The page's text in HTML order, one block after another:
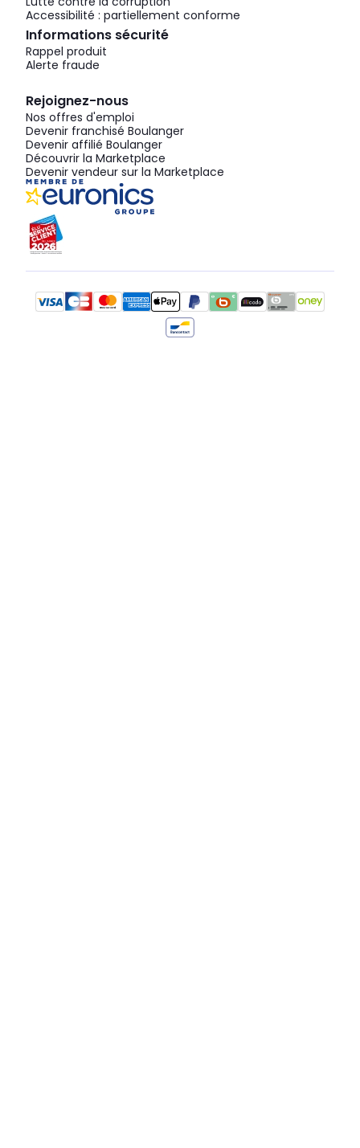
Accessibilité : partiellement conforme
Informations sécurité
Rappel produit
Alerte fraude
Rejoignez-nous
Nos offres d'emploi
Devenir franchisé Boulanger
Devenir affilié Boulanger
Découvrir la Marketplace
Devenir vendeur sur la Marketplace